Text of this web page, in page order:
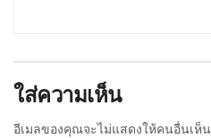
ใส่ความเห็น
อีเมลของคุณจะไม่แสดงให้คนอื่นเห็น